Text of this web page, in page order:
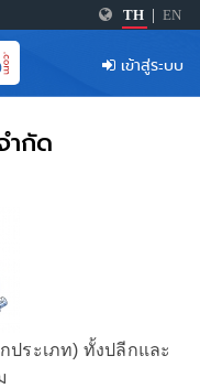
TH EN
เข้าสู่ระบบ
ำกัด
ประเภท) ทั้งปลีกและ